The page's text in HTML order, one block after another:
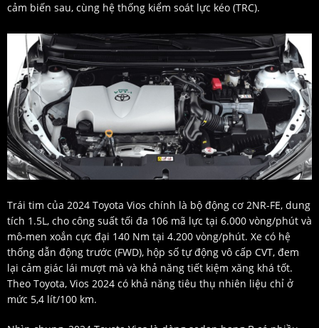
cảm biến sau, cùng hệ thống kiểm soát lực kéo (TRC).
Trái tim của 2024 Toyota Vios chính là bộ động cơ 2NR-FE, dung
tích 1.5L, cho công suất tối đa 106 mã lực tại 6.000 vòng/phút và
mô-men xoắn cực đại 140 Nm tại 4.200 vòng/phút. Xe có hệ
thống dẫn động trước (FWD), hộp số tự động vô cấp CVT, đem
lại cảm giác lái mượt mà và khả năng tiết kiệm xăng khá tốt.
Theo Toyota, Vios 2024 có khả năng tiêu thụ nhiên liệu chỉ ở
mức 5,4 lít/100 km.